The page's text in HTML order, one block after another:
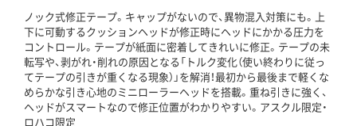
この商品の環境配慮ポイントです。下記商品詳細「
アスクル商品環境スコア詳細／加点項目
」で確認できます。
ノック式修正テープ。キャップがないので、異物混入対策にも。上
下に可動するクッションヘッドが修正時にヘッドにかかる圧力を
コントロール。テープが紙面に密着してきれいに修正。テープの未
転写や、剥がれ・削れの原因となる「トルク変化（使い終わりに従っ
てテープの引きが重くなる現象）」を解消！最初から最後まで軽くな
めらかな引き心地のミニローラーヘッドを搭載。重ね引きに強く、
ヘッドがスマートなので修正位置がわかりやすい。アスクル限定・
ロハコ限定